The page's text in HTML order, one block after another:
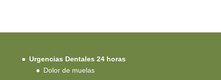
Urgencias Dentales 24 horas
Dolor de muelas